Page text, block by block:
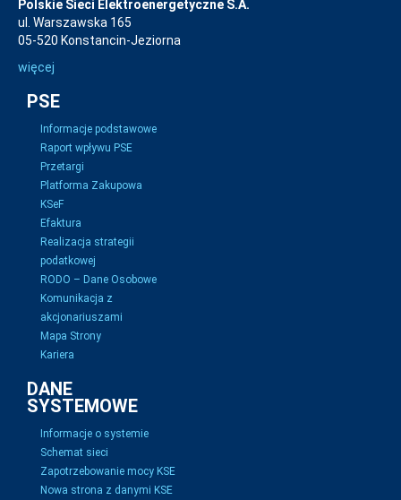
Polskie Sieci Elektroenergetyczne S.A.
ul. Warszawska 165
05-520 Konstancin-Jeziorna
więcej
PSE
Informacje podstawowe
Raport wpływu PSE
Przetargi
Platforma Zakupowa
KSeF
Efaktura
Realizacja strategii
podatkowej
RODO – Dane Osobowe
Komunikacja z
akcjonariuszami
Mapa Strony
Kariera
DANE
SYSTEMOWE
Informacje o systemie
Schemat sieci
Zapotrzebowanie mocy KSE
Nowa strona z danymi KSE